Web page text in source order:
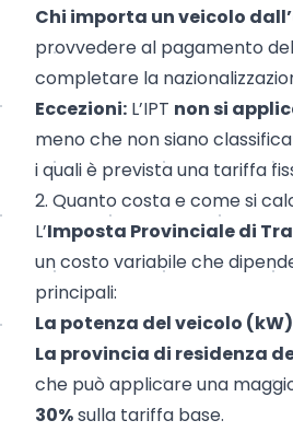
Chi importa un veicolo
provvedere al pagamento
completare la
Eccezioni: L’IPT non si
meno che non siano
i quali è prevista una tariffa
2. Quanto costa e come si
L’Imposta Provinciale di
un costo variabile che
principali:
La potenza del veicolo (kW)
La provincia di residenza
che può applicare una
30%sulla tariffa base.